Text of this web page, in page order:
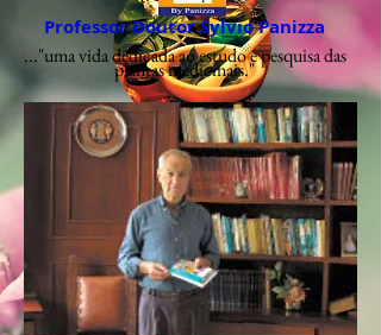
Login
Professor Doutor Sylvio Panizza
..."uma vida dedicada ao estudo e pesquisa das
plantas medicinais."